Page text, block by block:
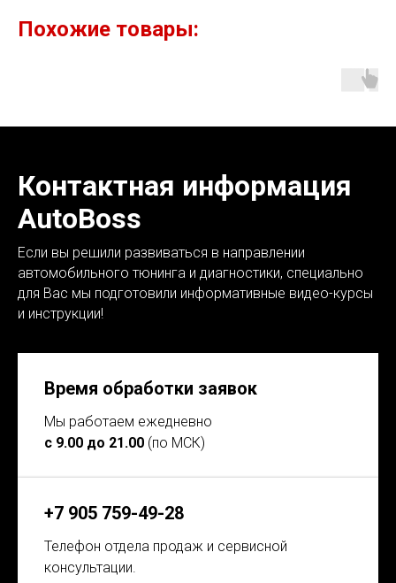
Похожие товары:
Контактная информация
AutoBoss
Если вы решили развиваться в направлении
автомобильного тюнинга и диагностики, специально
для Вас мы подготовили информативные видео-курсы
и инструкции!
Время обработки заявок
Мы работаем ежедневно
с 9.00 до 21.00 (по МСК)
+7 905 759-49-28
Телефон отдела продаж и сервисной
консультации.